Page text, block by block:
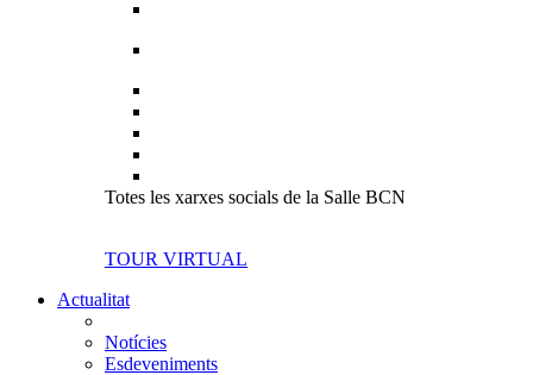
Totes les xarxes socials de la Salle BCN
TOUR VIRTUAL
Actualitat
Notícies
Esdeveniments